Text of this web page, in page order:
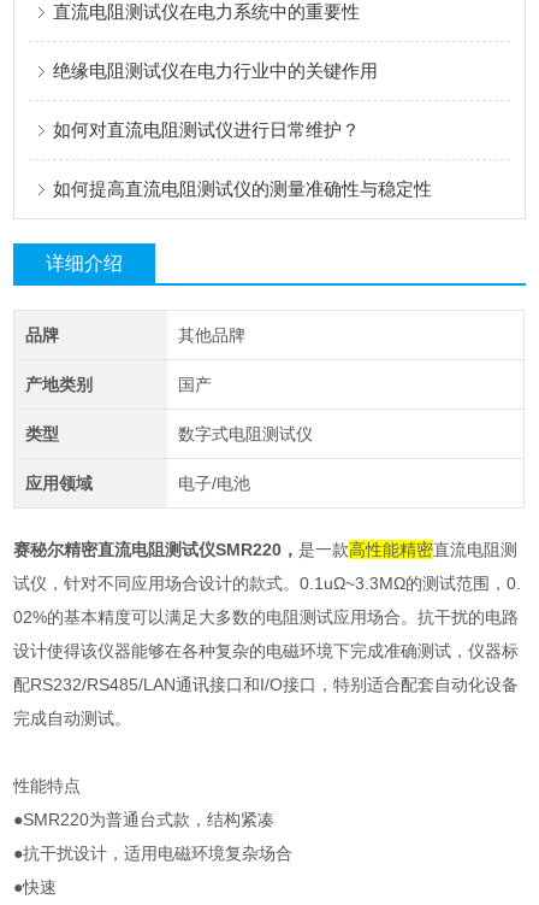
直流电阻测试仪在电力系统中的重要性
绝缘电阻测试仪在电力行业中的关键作用
如何对直流电阻测试仪进行日常维护？
如何提高直流电阻测试仪的测量准确性与稳定性
详细介绍
品牌 其他品牌
产地类别 国产
类型 数字式电阻测试仪
应用领域 电子/电池
赛秘尔精密直流电阻测试仪SMR220 ，是一款高性能精密直流电阻测
试仪，针对不同应用场合设计的款式。0.1uΩ~3.3MΩ的测试范围，0.
02%的基本精度可以满足大多数的电阻测试应用场合。抗干扰的电路
设计使得该仪器能够在各种复杂的电磁环境下完成准确测试，仪器标
配RS232/RS485/LAN通讯接口和I/O接口，特别适合配套自动化设备
完成自动测试。
性能特点
●SMR220为普通台式款，结构紧凑
●抗干扰设计，适用电磁环境复杂场合
●快速